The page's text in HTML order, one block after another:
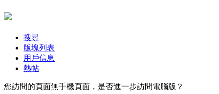
搜尋
版塊列表
用戶信息
熱帖
您訪問的頁面無手機頁面，是否進一步訪問電腦版？